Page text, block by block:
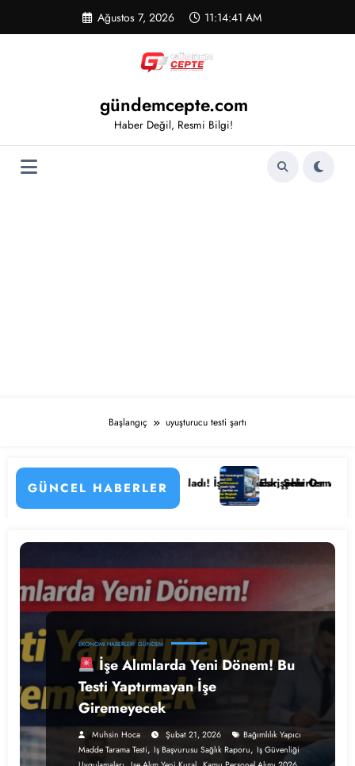
Ağustos 7, 2026 11:14:41 AM
gündemcepte.com
Haber Değil, Resmi Bilgi!
Başlangıç uyuşturucu testi şartı
GÜNCEL HABERLER
Personel Alımı Başladı! İşte Kadrolar, Şehirler ve Başvuru
Eskişehir Osmangazi
EKONOMI HABERLERI GÜNDEM
İşe Alımlarda Yeni Dönem! Bu
Testi Yaptırmayan İşe
Giremeyecek
Muhsin Hoca Şubat 21, 2026
Bağımlılık Yapıcı
Madde Tarama Testi, Iş Başvurusu Sağlık Raporu, Iş Güvenliği